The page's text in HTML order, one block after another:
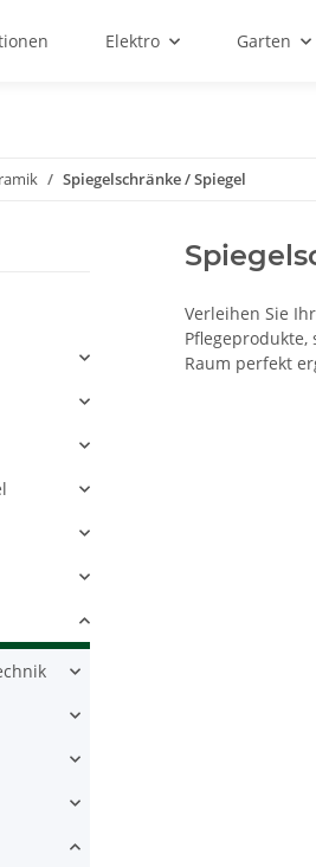
Elektro Garten
Spiegelschränke / Spiegel
Verleihen Sie
Raum perfekt